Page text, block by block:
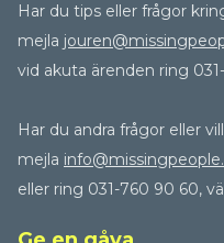
Har du tips eller frågor
mejla
vid akuta ärenden ring
Har du andra frågor eller
mejla
eller ring 031-760 90 60,